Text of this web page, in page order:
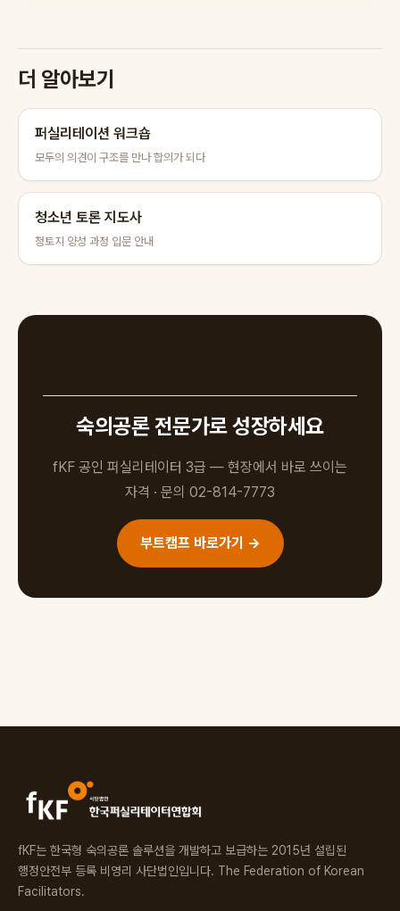
더 알아보기
퍼실리테이션 워크숍
모두의 의견이 구조를 만나 합의가 되다
청소년 토론 지도사
청토지 양성 과정 입문 안내
숙의공론 전문가로 성장하세요
fKF 공인 퍼실리테이터 3급 — 현장에서 바로 쓰이는
자격 · 문의 02-814-7773
부트캠프 바로가기 →
fKF는 한국형 숙의공론 솔루션을 개발하고 보급하는 2015년 설립된
행정안전부 등록 비영리 사단법인입니다. The Federation of Korean
Facilitators.